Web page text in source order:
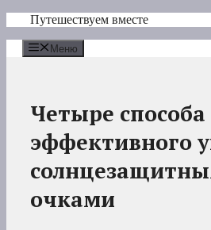
Перейти
содержимому
Путешествуем вместе
Меню
Четыре способа
эффективного
очками